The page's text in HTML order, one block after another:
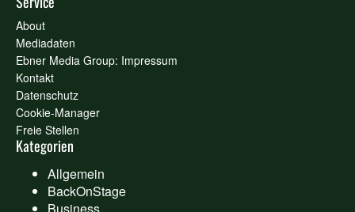
About
Mediadaten
Ebner Media Group: Impressum
Kontakt
Datenschutz
Cookie-Manager
Freie Stellen
Kategorien
Allgemein
BackOnStage
Business